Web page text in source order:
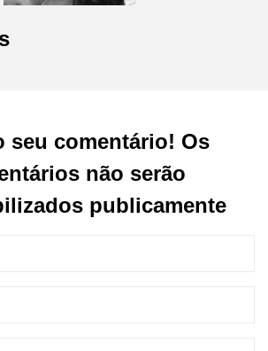
seu comentário! Os
não serão
publicamente